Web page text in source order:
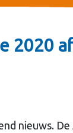
2020
nieuws.